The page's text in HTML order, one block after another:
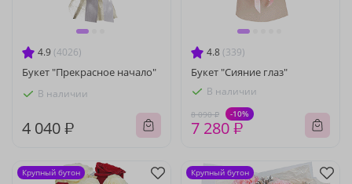
4.9 (4026)
Букет "Прекрасное начало"
В наличии
4 040 ₽
4.8 (339)
Букет "Сияние глаз"
В наличии
8 090 ₽ -10%
7 280 ₽
Крупный бутон Крупный бутон